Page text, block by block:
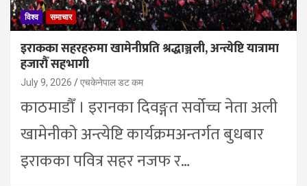
विश्व समाचार
इराकका सहरहरुमा खामेनीप्रति श्रद्धाञ्जली, अन्त्येष्टि यात्रामा
हजारौँ सहभागी
July 9, 2026 एचकेनेपाल डट कम
काठमाडाैँ । इरानका दिवङ्गत सर्वोच्च नेता अली
खामेनीको अन्त्येष्टि कार्यक्रमअन्तर्गत बुधबार
इराकका पवित्र सहर नजफ र…